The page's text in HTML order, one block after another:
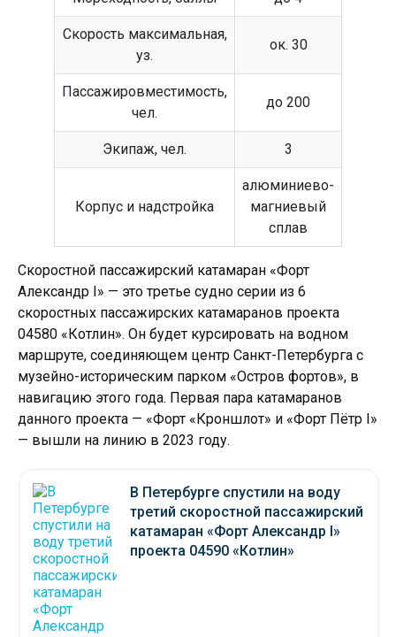
Скорость максимальная,
уз.
ок. 30
Пассажировместимость,
чел.
до 200
Экипаж, чел. 3
Корпус и надстройка
алюминиево-
магниевый
сплав
Скоростной пассажирский катамаран «Форт
Александр I» — это третье судно серии из 6
скоростных пассажирских катамаранов проекта
04580 «Котлин». Он будет курсировать на водном
маршруте, соединяющем центр Санкт-Петербурга с
музейно-историческим парком «Остров фортов», в
навигацию этого года. Первая пара катамаранов
данного проекта — «Форт «Кроншлот» и «Форт Пётр I»
— вышли на линию в 2023 году.
В Петербурге спустили на воду
третий скоростной пассажирский
катамаран «Форт Александр I»
проекта 04590 «Котлин»